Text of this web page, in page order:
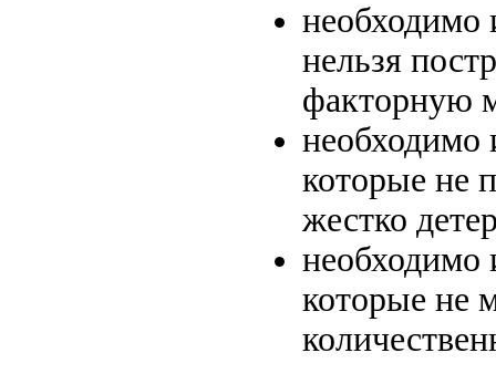
необходимо
нельзя
факторную
необходимо
которые не
жестко
необходимо
которые не